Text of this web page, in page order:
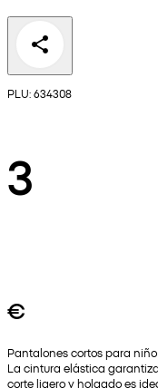
PLU: 634308
3
€
Pantalones cortos para
La cintura elástica
corte ligero y holgado es